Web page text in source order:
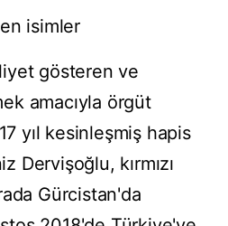
isimler
gösteren ve
amacıyla örgüt
yıl kesinleşmiş hapis
Dervişoğlu, kırmızı
Gürcistan'da